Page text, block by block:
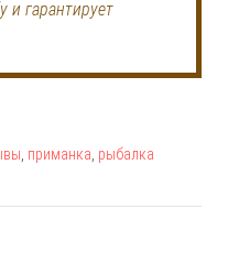
и гарантирует
, приманка, рыбалка